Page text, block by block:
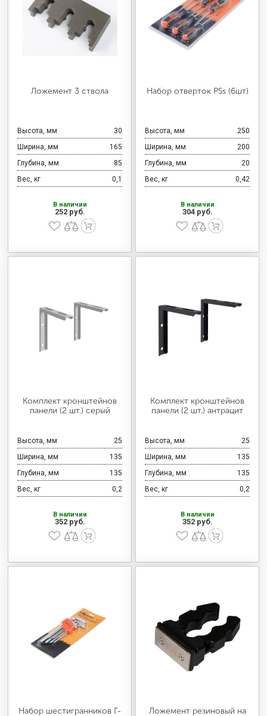
Ложемент 3 ствола
Высота, мм
30
Ширина, мм
165
Глубина, мм
85
Вес, кг
0,1
В наличии
252 руб.
Набор отверток PSs (6шт)
Высота, мм
250
Ширина, мм
200
Глубина, мм
20
Вес, кг
0,42
В наличии
304 руб.
Комплект кронштейнов
панели (2 шт.) серый
Высота, мм
25
Ширина, мм
135
Глубина, мм
135
Вес, кг
0,2
В наличии
352 руб.
Комплект кронштейнов
панели (2 шт.) антрацит
Высота, мм
25
Ширина, мм
135
Глубина, мм
135
Вес, кг
0,2
В наличии
352 руб.
Набор шестигранников Г-
Ложемент резиновый на